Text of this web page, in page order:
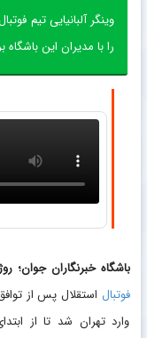
وینگر آلبانیایی تیم
را با مدیران این باشگاه
باشگاه خبرنگاران جوان؛
فوتبال استقلال پس از
وارد تهران شد تا از